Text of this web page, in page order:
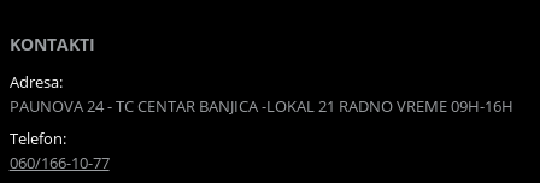
KONTAKTI
Adresa:
PAUNOVA 24 - TC CENTAR BANJICA -LOKAL 21 RADNO VREME 09H-16H
Telefon:
060/166-10-77